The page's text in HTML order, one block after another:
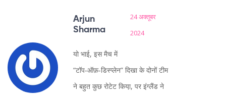
Arjun
Sharma
24 अक्तूबर
2024
यो भाई, इस मैच में
“टॉप‑ऑफ़‑डिस्प्लेन” दिखा के दोनों टीम
ने बहुत कुछ रोटेट किया़, पर इंग्लैंड ने